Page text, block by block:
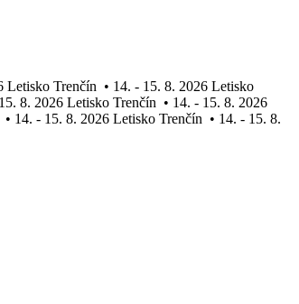
Letisko Trenčín • 14. - 15. 8. 2026 Letisko
8. 2026 Letisko Trenčín • 14. - 15. 8. 2026
• 14. - 15. 8. 2026 Letisko Trenčín • 14. - 15. 8.